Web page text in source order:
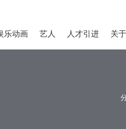
乐动画 艺人 人才引进 关